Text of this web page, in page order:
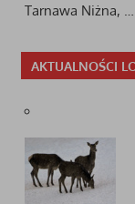
Tarnawa Niżna, …
AKTUALNOŚCI